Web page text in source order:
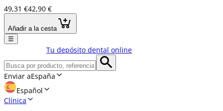
49,31 €42,90 €
Añadir a la cesta
☰
Tu depósito dental online
Enviar aEspaña
Español
Clínica